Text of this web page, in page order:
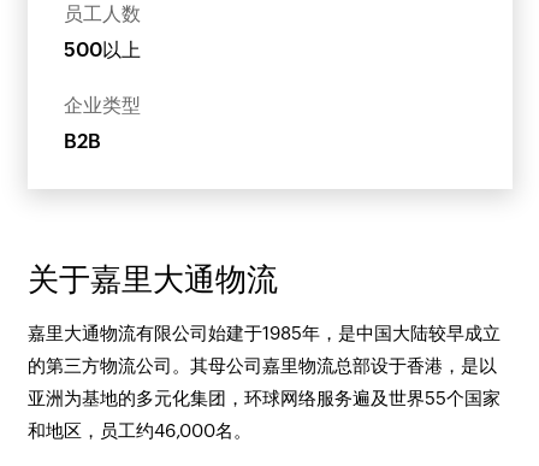
员工人数
500以上
企业类型
B2B
关于嘉里大通物流
嘉里大通物流有限公司始建于1985年，是中国大陆较早成立
的第三方物流公司。其母公司嘉里物流总部设于香港，是以
亚洲为基地的多元化集团，环球网络服务遍及世界55个国家
和地区，员工约46,000名。